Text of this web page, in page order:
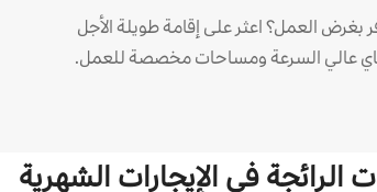
بغرض العمل؟ اعثر على إقامة طويلة الأجل
عالي السرعة ومساحات مخصصة للعمل.
الرائجة في الإيجارات الشهرية